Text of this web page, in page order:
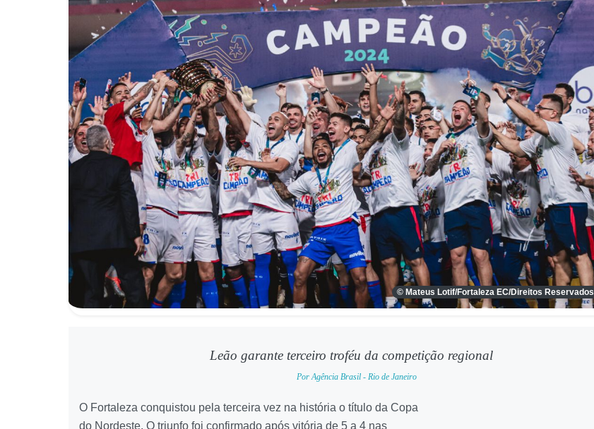
© Mateus Lotif/Fortaleza EC/Direitos Reservados
Leão garante terceiro troféu da competição regional
Por Agência Brasil - Rio de Janeiro
O Fortaleza conquistou pela terceira vez na história o título da Copa
do Nordeste. O triunfo foi confirmado após vitória de 5 a 4 nas